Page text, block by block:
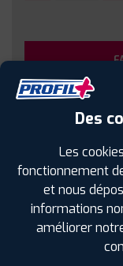
Sous
SPÉCIFICATIONS
Étiquetage
Des
Les
fonctionnement
et nous
informations
améliorer